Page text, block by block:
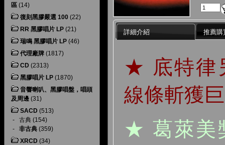
區 (14)
復刻黑膠嚴選 100 (22)
RR 黑膠唱片 LP (21)
瑞鳴 黑膠唱片 LP (46)
代理廠牌 (1817)
CD (2313)
黑膠唱片 LP (1870)
音響喇叭、黑膠唱盤，唱頭
及周邊 (31)
SACD (513)
- 古典 (154)
- 非古典 (359)
XRCD (34)
詳細介紹 推薦購
★ 底特律
線條斬獲
★ 葛萊美